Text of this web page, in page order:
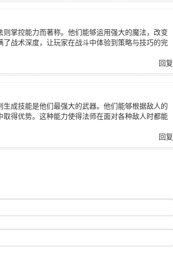
掌控能力而著称。他们能够运用强大的魔法，改变
战术深度，让玩家在战斗中体验到策略与技巧的完
回复
成技能是他们最强大的武器。他们能够根据敌人的
得优势。这种能力使得法师在面对各种敌人时都能
回复